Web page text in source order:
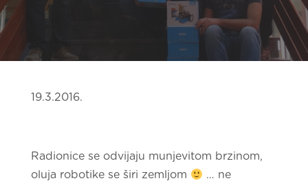
19.3.2016.
Radionice se odvijaju munjevitom brzinom,
oluja robotike se širi zemljom
… ne